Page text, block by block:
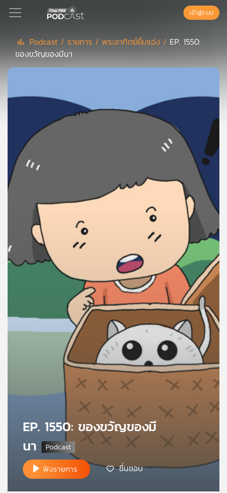
Podcast
แนะนำ
เพล
ย์
เพลง
เครือ
เข้าสู่ระบบ
Podcast / รายการ /พระอาทิตย์ยิ้มแฉ่ง / EP. 1550:
ของขวัญของมีนา
EP. 1550: ของขวัญของมี
นา
ฟังรายการ ชื่นชอบ